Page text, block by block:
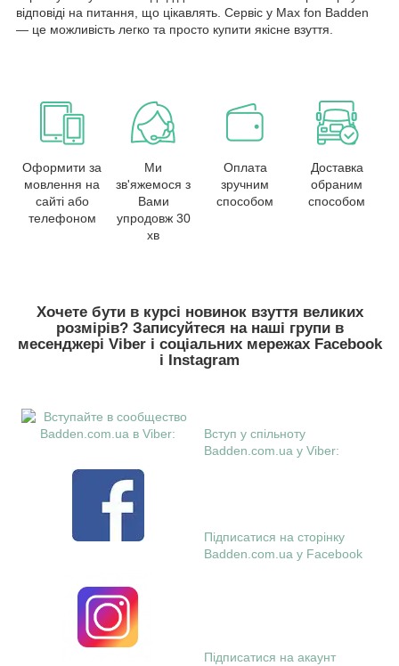
відповіді на питання, що цікавлять. Сервіс у Max fon Badden
— це можливість легко та просто купити якісне взуття.
Оформити за
мовлення на
сайті або
телефоном
Ми
зв'яжемося з
Вами
упродовж 30
хв
Оплата
зручним
способом
Доставка
обраним
способом
Хочете бути в курсі новинок взуття великих
розмірів? Записуйтеся на наші групи в
месенджері Viber і соціальних мережах Facebook
і Instagram
Вступ у спільноту
Badden.com.ua у Viber:
Підписатися на сторінку
Badden.com.ua у Facebook
Підписатися на акаунт